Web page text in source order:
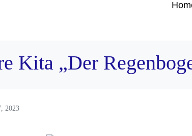
Kita „Der
2023